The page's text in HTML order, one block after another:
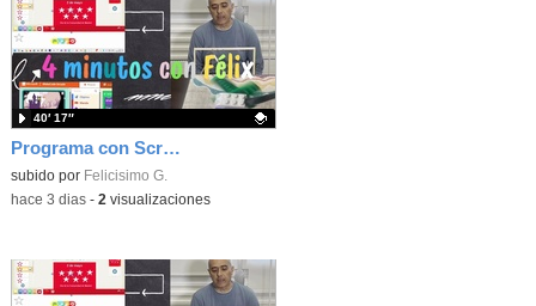
Programa con Scratch, 8 diferentes juegos para vivir la emoción de los partidos de España en el mundial 2026
Contenido educativo.
subido por Felicisimo G.
40′ 17″
-hace 3 dias- 2 visualizaciones